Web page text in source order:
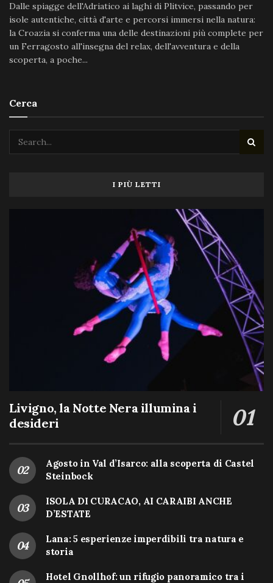
Dalle spiagge dell'Adriatico ai laghi di Plitvice, passando per
isole autentiche, città d'arte e percorsi immersi nella natura:
la Croazia si conferma una delle destinazioni più complete per
un Ferragosto all'insegna del relax, dell'avventura e della
scoperta, a poche...
Cerca
I PIÙ LETTI
Livigno, la Notte Nera illumina i
desideri
Agosto in Val d’Isarco: alla scoperta di Castel
Steinbock
ISOLA DI CURACAO, AI CARAIBI ANCHE
D’ESTATE
Lana: 5 esperienze imperdibili tra natura e
storia
Hotel Gnollhof: un rifugio panoramico tra i